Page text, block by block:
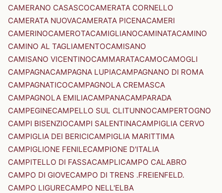
CAMERANO CASASCOCAMERATA CORNELLO
CAMERATA NUOVACAMERATA PICENACAMERI
CAMERINOCAMEROTACAMIGLIANOCAMINATACAMINO
CAMINO AL TAGLIAMENTOCAMISANO
CAMISANO VICENTINOCAMMARATACAMOCAMOGLI
CAMPAGNACAMPAGNA LUPIACAMPAGNANO DI ROMA
CAMPAGNATICOCAMPAGNOLA CREMASCA
CAMPAGNOLA EMILIACAMPANACAMPARADA
CAMPEGINECAMPELLO SUL CLITUNNOCAMPERTOGNO
CAMPI BISENZIOCAMPI SALENTINACAMPIGLIA CERVO
CAMPIGLIA DEI BERICICAMPIGLIA MARITTIMA
CAMPIGLIONE FENILECAMPIONE D'ITALIA
CAMPITELLO DI FASSACAMPLICAMPO CALABRO
CAMPO DI GIOVECAMPO DI TRENS .FREIENFELD.
CAMPO LIGURECAMPO NELL'ELBA